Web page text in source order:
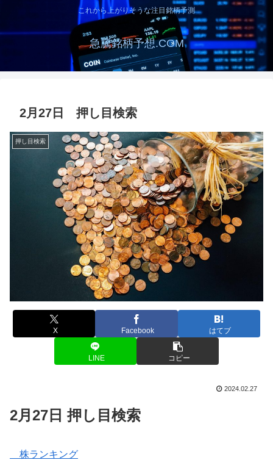
これから上がりそうな注目銘柄予測
急騰銘柄予想.COM
2月27日 押し目検索
押し目検索
X Facebook はてブ
LINE コピー
2024.02.27
2月27日 押し目検索
株ランキング